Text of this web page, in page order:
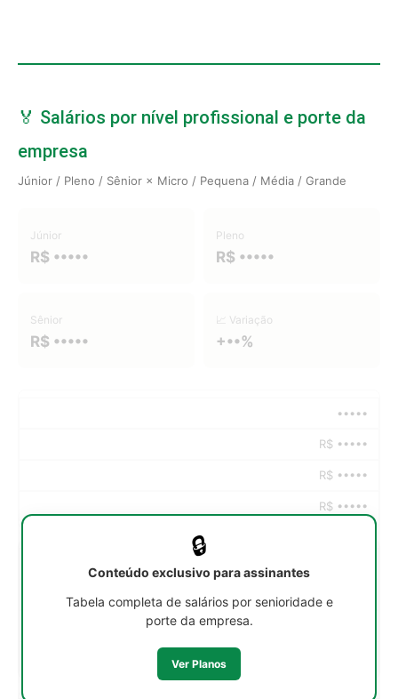
🏅 Salários por nível profissional e porte da
empresa
Júnior / Pleno / Sênior × Micro / Pequena / Média / Grande
Júnior
R$ •••••
Pleno
R$ •••••
Sênior
R$ •••••
📈 Variação
+••%
•••••
R$ •••••
R$ •••••
R$ •••••
🔒
Conteúdo exclusivo para assinantes
Tabela completa de salários por senioridade e
porte da empresa.
Ver Planos